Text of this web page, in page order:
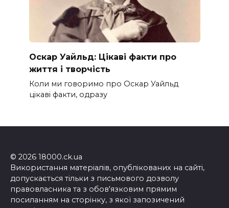
Оскар Уайльд: Цікаві факти про
життя і творчість
Коли ми говоримо про Оскар Уайльд
цікаві факти, одразу
© 2026 18000.ck.ua
Використання матеріалів, опублікованих на сайті,
допускається тільки з письмового дозволу
правовласника та з обов'язковим прямим
посиланням на сторінку, з якої запозичений